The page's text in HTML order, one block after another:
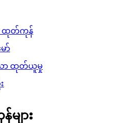
ထုတ်ကုန်
ာ်
ာ ထုတ်ယူမှု
ျား